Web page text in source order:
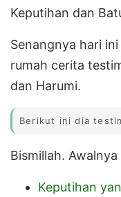
Keputihan dan
Senangnya hari
rumah cerita
dan Harumi.
Berikut ini dia
Bismillah.
Keputihan